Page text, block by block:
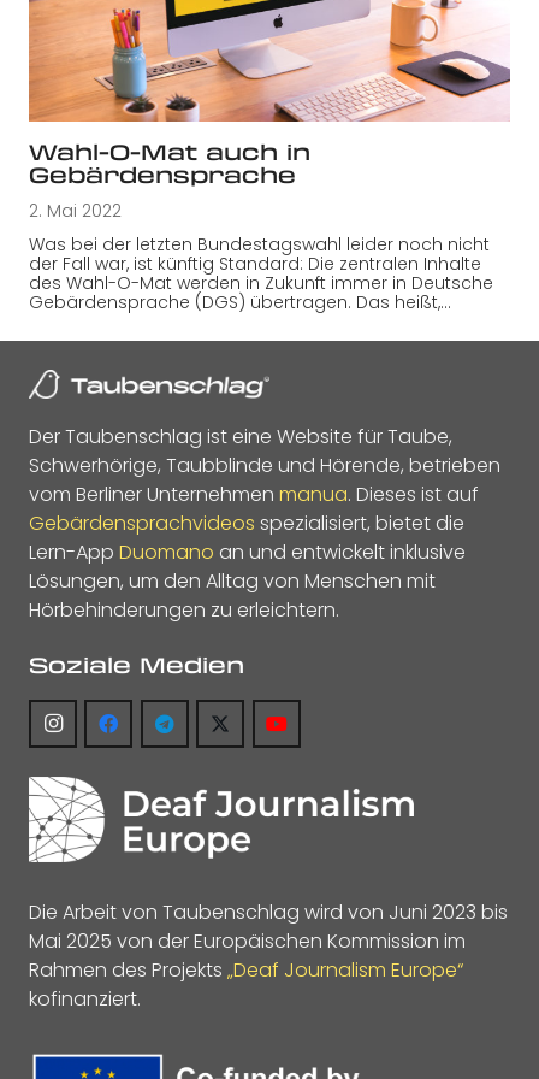
Wahl-O-Mat auch in
Gebärdensprache
2. Mai 2022
Was bei der letzten Bundestagswahl leider noch nicht
der Fall war, ist künftig Standard: Die zentralen Inhalte
des Wahl-O-Mat werden in Zukunft immer in Deutsche
Gebärdensprache (DGS) übertragen. Das heißt,…
Der Taubenschlag ist eine Website für Taube,
Schwerhörige, Taubblinde und Hörende, betrieben
vom Berliner Unternehmen manua. Dieses ist auf
Gebärdensprachvideos spezialisiert, bietet die
Lern-App Duomano an und entwickelt inklusive
Lösungen, um den Alltag von Menschen mit
Hörbehinderungen zu erleichtern.
Soziale Medien
Die Arbeit von Taubenschlag wird von Juni 2023 bis
Mai 2025 von der Europäischen Kommission im
Rahmen des Projekts „Deaf Journalism Europe“
kofinanziert.